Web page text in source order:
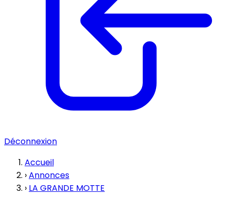
Déconnexion
Accueil
›Annonces
› LA GRANDE MOTTE